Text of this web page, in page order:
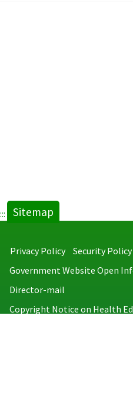
::: Sitemap
Privacy Policy
Security Policy
Government Website Open
Director-mail
Copyright Notice on Health